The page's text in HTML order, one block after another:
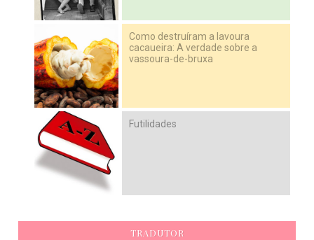
Como destruíram a lavoura
cacaueira: A verdade sobre a
vassoura-de-bruxa
Futilidades
TRADUTOR